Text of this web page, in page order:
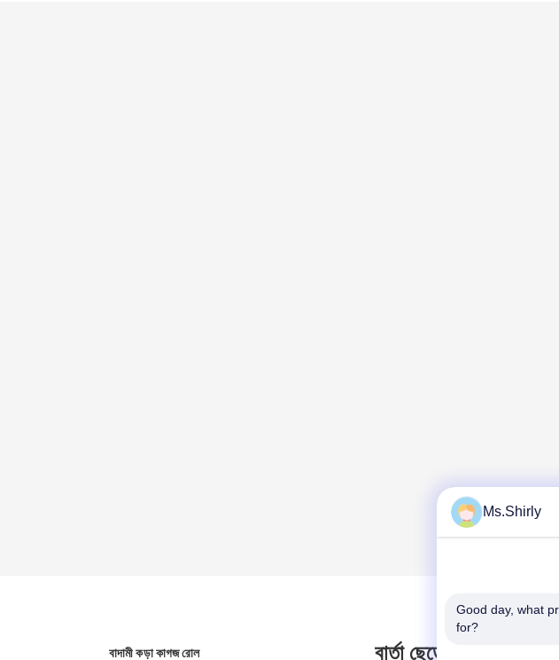
বাদামী কড়া কাগজ রোল বার্তা ছেড়ে
Ms.Shirly
Good day, what
for?